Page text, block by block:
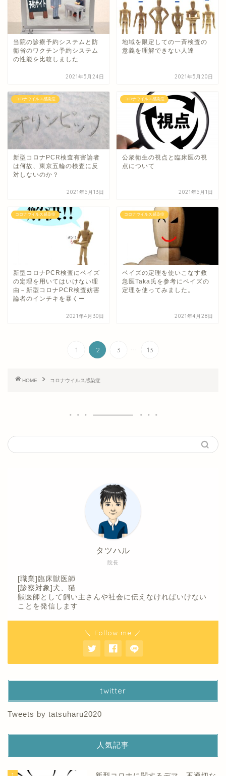
当院の診療予約システムと防
衛省のワクチン予約システム
の性能を比較しました
2021年5月24日
地域を限定しての一斉検査の
意義を理解できない人達
2021年5月20日
コロナウイルス感染症
新型コロナPCR検査有害論者
は何故、東京五輪の検査に反
対しないのか？
2021年5月13日
コロナウイルス感染症
公衆衛生の視点と臨床医の視
点について
2021年5月1日
コロナウイルス感染症
新型コロナPCR検査にベイズ
の定理を用いてはいけない理
由－新型コロナPCR検査妨害
論者のインチキを暴くー
2021年4月30日
コロナウイルス感染症
ベイズの定理を使いこなす救
急医Taka氏を参考にベイズの
定理を使ってみました。
2021年4月28日
1 2 3 ... 13
HOME コロナウイルス感染症
院長
タツハル
[職業]臨床獣医師
[診察対象]犬、猫
獣医師として飼い主さんや社会に伝えなければいけない
ことを発信します
＼ Follow me ／
twitter
Tweets by tatsuharu2020
人気記事